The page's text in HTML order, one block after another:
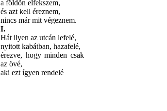
a földön elfekszem,
és azt kell éreznem,
nincs már mit végeznem.
I.
Hát ilyen az utcán lefelé,
nyitott kabátban, hazafelé,
érezve, hogy minden csak
az övé,
aki ezt ígyen rendelé